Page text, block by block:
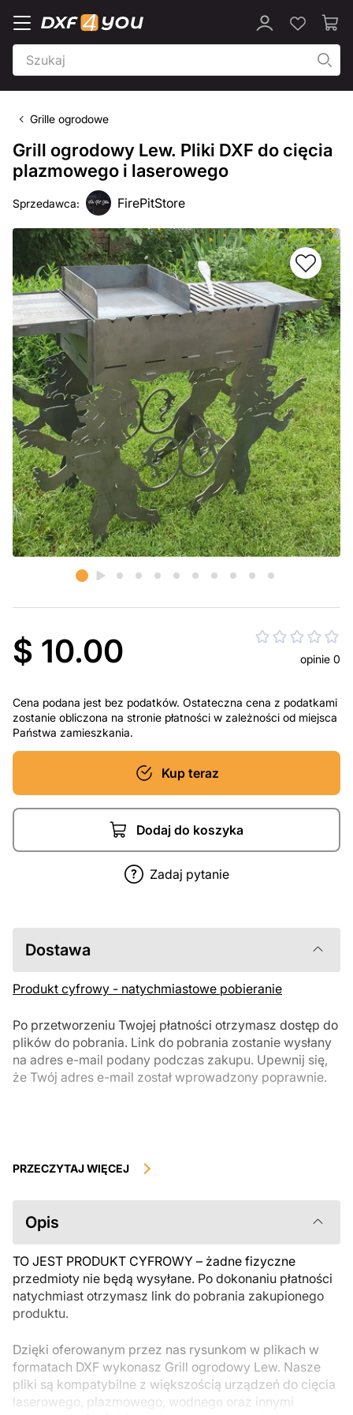
Grille ogrodowe
Grill ogrodowy Lew. Pliki DXF do cięcia
plazmowego i laserowego
Sprzedawca: FirePitStore
$ 10.00 opinie 0
Cena podana jest bez podatków. Ostateczna cena z podatkami
zostanie obliczona na stronie płatności w zależności od miejsca
Państwa zamieszkania.
Kup teraz
Dodaj do koszyka
Zadaj pytanie
Dostawa
Produkt cyfrowy - natychmiastowe pobieranie
Po przetworzeniu Twojej płatności otrzymasz dostęp do
plików do pobrania. Link do pobrania zostanie wysłany
na adres e-mail podany podczas zakupu. Upewnij się,
że Twój adres e-mail został wprowadzony poprawnie.
podlegają zwrotowi ani wymianie po ich pobraniu. Zalecamy
przed zakupem. Jeśli masz jakiekolwiek problemy z zamówieniem,
skontaktuj się bezpośrednio ze sprzedawcą.
PRZECZYTAJ WIĘCEJ
Opis
TO JEST PRODUKT CYFROWY – żadne fizyczne
przedmioty nie będą wysyłane. Po dokonaniu płatności
natychmiast otrzymasz link do pobrania zakupionego
produktu.
Dzięki oferowanym przez nas rysunkom w plikach w
formatach DXF wykonasz Grill ogrodowy Lew. Nasze
pliki są kompatybilne z większością urządzeń do cięcia
laserowego, plazmowego, wodnego oraz innymi